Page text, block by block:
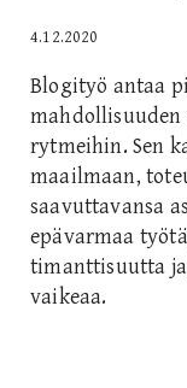
4.12.2020
Blogityö antaa
rytmeihin. Sen
maailmaan,
saavuttavansa
epävarmaa
timanttisuutta
vaikeaa.